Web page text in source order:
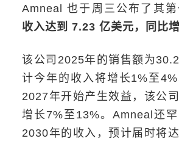
Amneal 也于周三公布了其第
收入达到 7.23 亿美元，同比
该公司2025年的销售额为
计今年的收入将增长1%至
2027年开始产生效益，该公
增长7%至13%。Amneal还
2030年的收入，预计届时将